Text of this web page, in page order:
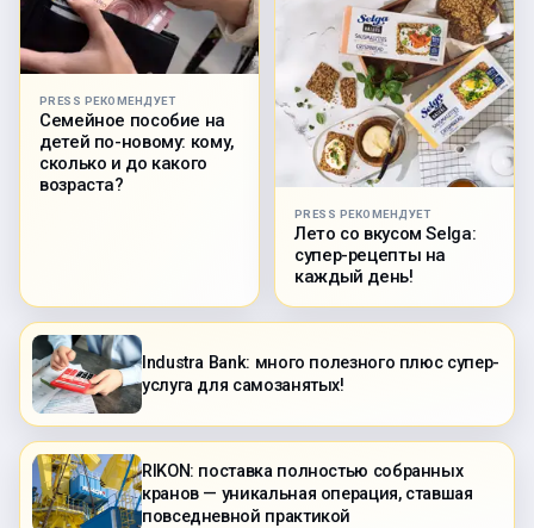
PRESS РЕКОМЕНДУЕТ
Семейное пособие на
детей по-новому: кому,
сколько и до какого
возраста?
PRESS РЕКОМЕНДУЕТ
Лето со вкусом Selga:
супер-рецепты на
каждый день!
Industra Bank: много полезного плюс супер-
услуга для самозанятых!
RIKON: поставка полностью собранных
кранов — уникальная операция, ставшая
повседневной практикой